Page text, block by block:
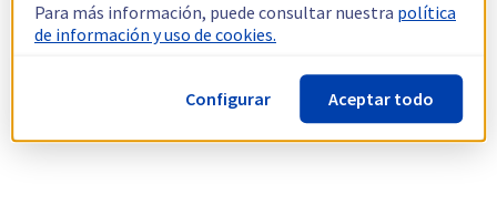
Para más información, puede consultar nuestra política
de información y uso de cookies.
Configurar Aceptar todo